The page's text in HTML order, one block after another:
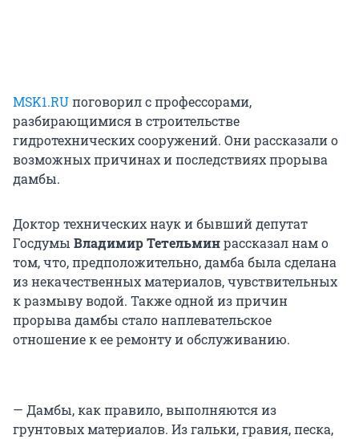
MSK1.RUпоговорил с профессорами,
разбирающимися в строительстве
гидротехнических сооружений. Они рассказали о
возможных причинах и последствиях прорыва
дамбы.
Доктор технических наук и бывший депутат
Госдумы Владимир Тетельминрассказал нам о
том, что, предположительно, дамба была сделана
из некачественных материалов, чувствительных
к размыву водой. Также одной из причин
прорыва дамбы стало наплевательское
отношение к ее ремонту и обслуживанию.
— Дамбы, как правило, выполняются из
грунтовых материалов. Из гальки, гравия, песка,